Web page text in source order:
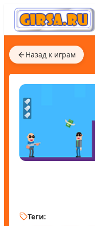
Назад к играм
Теги: